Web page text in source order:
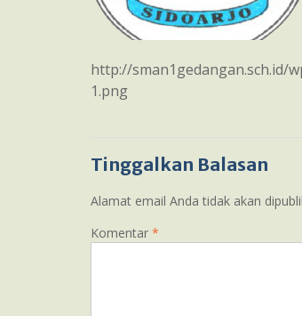
http://sman1gedangan.sch.id/
1.png
Tinggalkan Balasan
Alamat email Anda tidak akan
Komentar *